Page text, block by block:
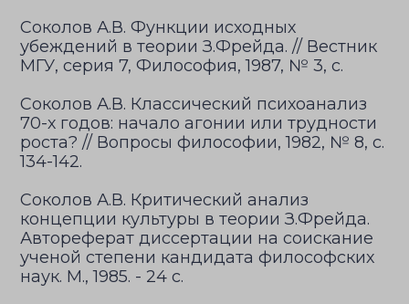
Соколов А.В. Функции исходных
убеждений в теории З.Фрейда. // Вестник
МГУ, серия 7, Философия, 1987, № 3, с.
Соколов А.В. Классический психоанализ
70-х годов: начало агонии или трудности
роста? // Вопросы философии, 1982, № 8, с.
134-142.
Соколов А.В. Критический анализ
концепции культуры в теории З.Фрейда.
Автореферат диссертации на соискание
ученой степени кандидата философских
наук. М., 1985. - 24 с.